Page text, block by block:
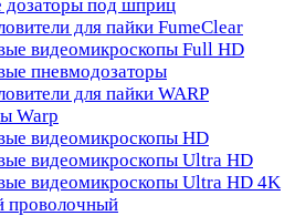
дозаторы под шприц
для пайки FumeClear
видеомикроскопы Full HD
пневмодозаторы
для пайки WARP
Warp
видеомикроскопы HD
видеомикроскопы Ultra HD
видеомикроскопы Ultra HD 4K
проволочный